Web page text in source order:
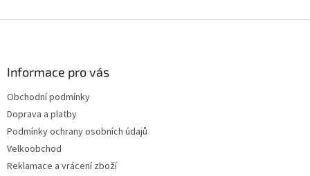
Informace pro vás
Obchodní podmínky
Doprava a platby
Podmínky ochrany osobních údajů
Velkoobchod
Reklamace a vrácení zboží